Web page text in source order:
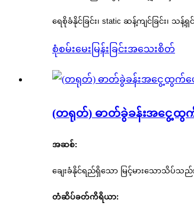
ရေစိုခံနိုင်ခြင်း၊ static ဆန့်ကျင်ခြင်း၊ သ
စုံစမ်းမေးမြန်းခြင်းအသေးစိတ်
(တရုတ်) ဓာတ်ခွဲခန်းအငွေ့ထွ
အဆစ်:
ချေးခံနိုင်ရည်ရှိသော မြင့်မားသောသိပ်
တံဆိပ်ခတ်ကိရိယာ: